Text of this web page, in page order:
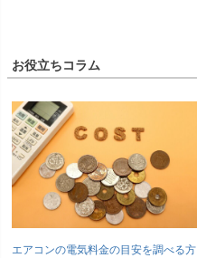
お役立ちコラム
エアコンの電気料金の目安を調べる方